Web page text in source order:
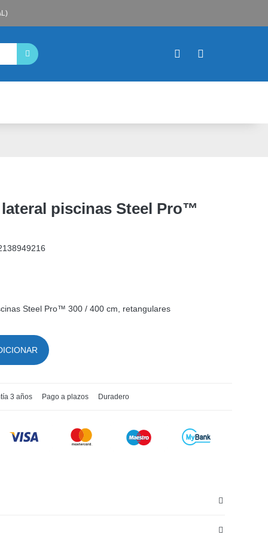
piscinas Steel Pro™
Steel Pro™ 300 / 400 cm, retangulares
3 años Pago a plazos Duradero